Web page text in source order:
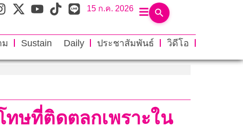
15 ก.ค. 2026
Sustain Daily ประชาสัมพันธ์
วิดีโอ
ทษที่ติดตลกเพราะใน